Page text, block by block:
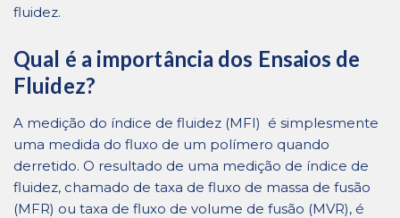
fluidez.
Qual é a importância dos Ensaios de
Fluidez?
A medição do índice de fluidez (MFI) é simplesmente
uma medida do fluxo de um polímero quando
derretido. O resultado de uma medição de índice de
fluidez, chamado de taxa de fluxo de massa de fusão
(MFR) ou taxa de fluxo de volume de fusão (MVR), é